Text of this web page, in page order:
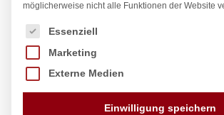
möglicherweise nicht alle Funktionen der Website
Es folgt eine Liste der Service-Gruppen,
Essenziell
Marketing
Externe Medien
Einwilligung speichern